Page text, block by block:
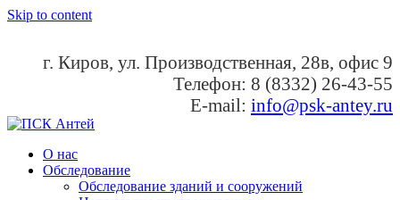
Skip to content
г. Киров, ул. Производственная, 28в, офис 9
Телефон: 8 (8332) 26-43-55
E-mail: info@psk-antey.ru
ПСК Антей
Проектно-строительная компания Антей
О нас
Обследование
Обследование зданий и сооружений